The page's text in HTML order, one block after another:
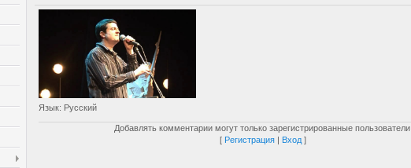
Язык: Русский
Добавлять комментарии могут только зарегистрированные пользователи.
[ Регистрация | Вход ]